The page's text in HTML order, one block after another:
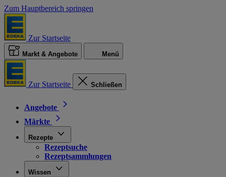
Zum Hauptbereich springen
Zur Startseite
Markt & Angebote Menü
Zur Startseite Schließen
Angebote
Märkte
Rezepte
Rezeptsuche
Rezeptsammlungen
Wissen